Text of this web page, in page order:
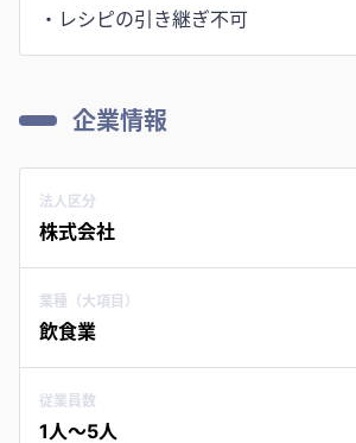
・レシピの引き継ぎ不可
企業情報
法人区分
株式会社
業種（大項目）
飲食業
従業員数
1人〜5人